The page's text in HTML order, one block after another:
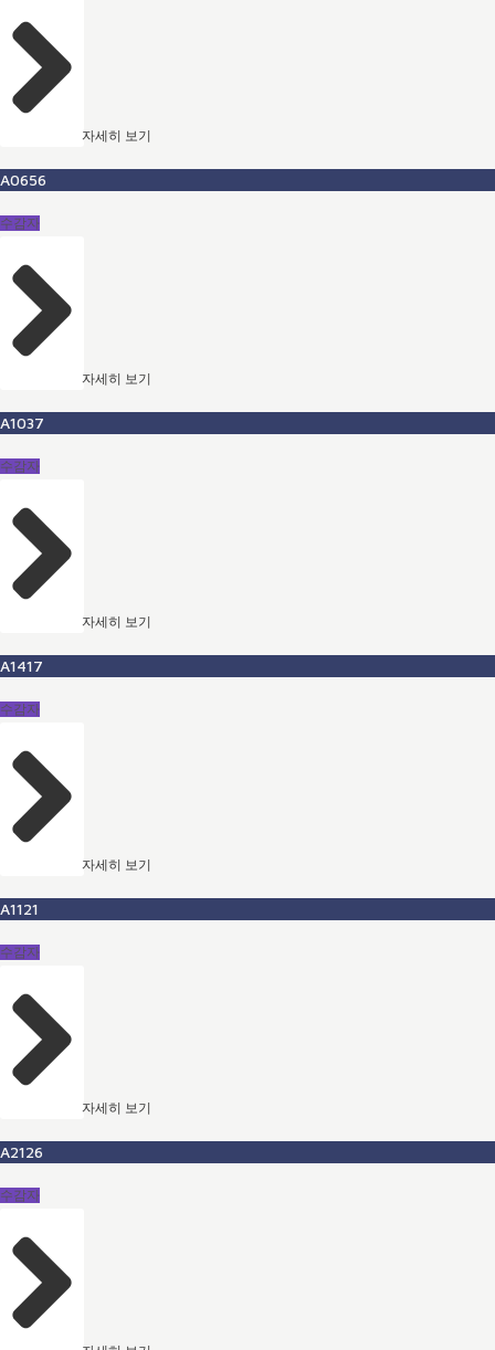
자세히 보기
A0656
수감자
자세히 보기
A1037
수감자
자세히 보기
A1417
수감자
자세히 보기
A1121
수감자
자세히 보기
A2126
수감자